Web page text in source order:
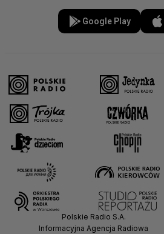
Google Play
Polskie Radio S.A.
Informacyjna Agencja Radiowa